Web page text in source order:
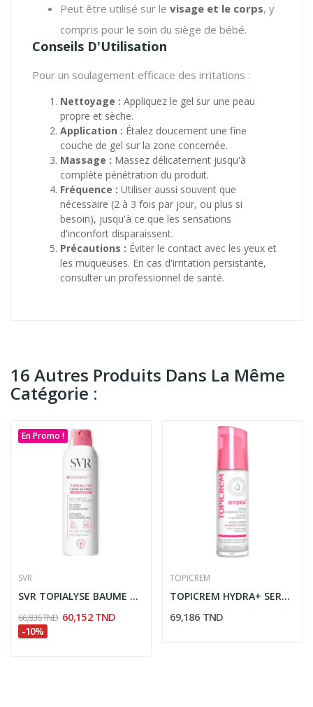
Peut être utilisé sur le visage et le corps, y
compris pour le soin du siège de bébé.
Conseils D'Utilisation
Pour un soulagement efficace des irritations :
Nettoyage : Appliquez le gel sur une peau
propre et sèche.
Application : Étalez doucement une fine
couche de gel sur la zone concernée.
Massage : Massez délicatement jusqu'à
complète pénétration du produit.
Fréquence : Utiliser aussi souvent que
nécessaire (2 à 3 fois par jour, ou plus si
besoin), jusqu'à ce que les sensations
d'inconfort disparaissent.
Précautions : Éviter le contact avec les yeux et
les muqueuses. En cas d'irritation persistante,
consulter un professionnel de santé.
16 Autres Produits Dans La Même
Catégorie :
En Promo !
SVR
SVR TOPIALYSE BAUME EN SPRAY 200ML
66,836 TND 60,152 TND
-10%
TOPICREM
TOPICREM HYDRA+ SERUM HYDRATANT ECLAT 30ML
69,186 TND